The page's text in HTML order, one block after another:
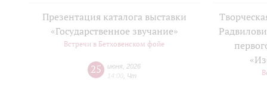
Презентация каталога выставки
«Государственное звучание»
Встречи в Бетховенском фойе
25 июня 2026
14:00 Чт